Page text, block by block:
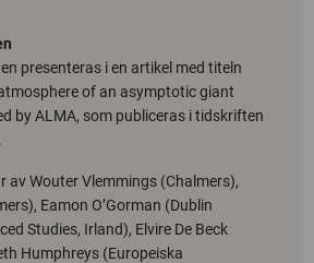
presenteras i en artikel med titeln
of an asymptotic giant
by ALMA, som publiceras i tidskriften
av Wouter Vlemmings (Chalmers),
Eamon O’Gorman (Dublin
Studies, Irland), Elvire De Beck
Humphreys (Europeiska